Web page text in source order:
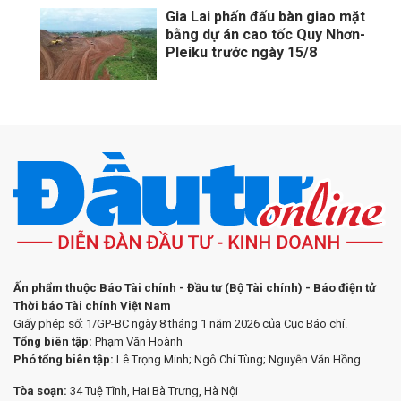
Gia Lai phấn đấu bàn giao mặt
bằng dự án cao tốc Quy Nhơn-
Pleiku trước ngày 15/8
Ấn phẩm thuộc Báo Tài chính - Đầu tư (Bộ Tài chính) - Báo điện tử
Thời báo Tài chính Việt Nam
Giấy phép số: 1/GP-BC ngày 8 tháng 1 năm 2026 của Cục Báo chí.
Tổng biên tập: Phạm Văn Hoành
Phó tổng biên tập: Lê Trọng Minh; Ngô Chí Tùng; Nguyễn Văn Hồng
Tòa soạn: 34 Tuệ Tĩnh, Hai Bà Trưng, Hà Nội